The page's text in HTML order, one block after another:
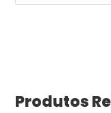
Produtos